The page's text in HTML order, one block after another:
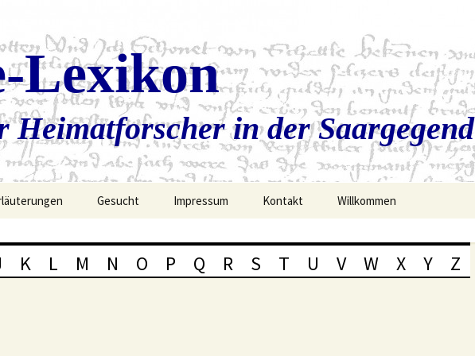
Lexikon
in der Saargegend
Gesucht Impressum Kontakt Willkommen
K L M N O P Q R S T U V W X Y Z